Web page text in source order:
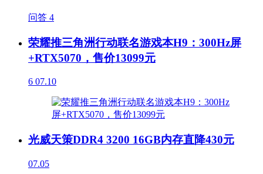
问答 4
荣耀推三角洲行动联名游戏本H9：300Hz屏
+RTX5070，售价13099元
6 07.10
光威天策DDR4 3200 16GB内存直降430元
07.05